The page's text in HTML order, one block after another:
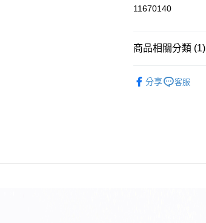
黑貓
11670140
商品相關分類 (1)
分享
客服